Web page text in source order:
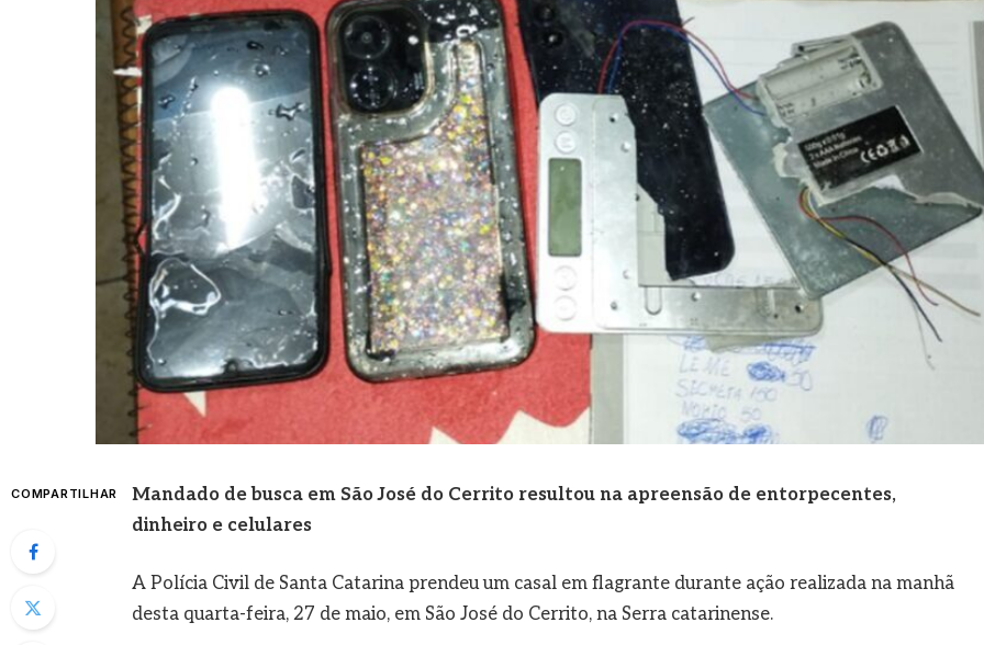
COMPARTILHAR
Mandado de busca em São José do Cerrito resultou na apreensão de entorpecentes,
dinheiro e celulares
A Polícia Civil de Santa Catarina prendeu um casal em flagrante durante ação realizada na manhã
desta quarta-feira, 27 de maio, em São José do Cerrito, na Serra catarinense.